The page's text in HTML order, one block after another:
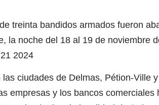
treinta bandidos armados fueron
la noche del 18 al 19 de noviembre
2024
ciudades de Delmas, Pétion-Ville
empresas y los bancos comerciales